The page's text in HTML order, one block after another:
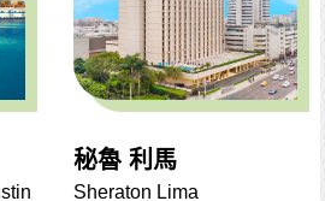
秘魯 利馬
Sheraton Lima